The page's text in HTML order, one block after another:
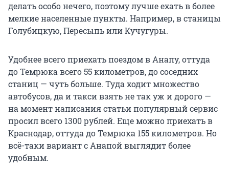
делать особо нечего, поэтому лучше ехать в более
мелкие населенные пункты. Например, в станицы
Голубицкую, Пересыпь или Кучугуры.
Удобнее всего приехать поездом в Анапу, оттуда
до Темрюка всего 55 километров, до соседних
станиц — чуть больше. Туда ходит множество
автобусов, да и такси взять не так уж и дорого —
на момент написания статьи популярный сервис
просил всего 1300 рублей. Еще можно приехать в
Краснодар, оттуда до Темрюка 155 километров. Но
всё-таки вариант с Анапой выглядит более
удобным.